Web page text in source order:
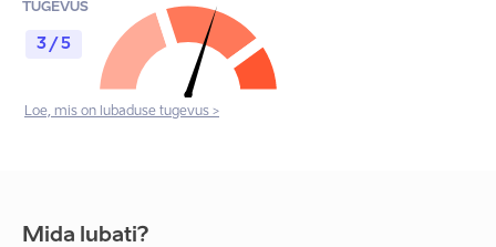
TUGEVUS
3 / 5
Loe, mis on lubaduse tugevus >
Mida lubati?